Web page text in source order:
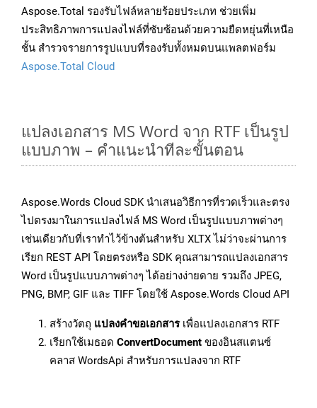
Aspose.Total รองรับไฟล์หลายร้อยประเภท ช่วยเพิ่ม
ประสิทธิภาพการแปลงไฟล์ที่ซับซ้อนด้วยความยืดหยุ่นที่เหนือ
ชั้น สำรวจรายการรูปแบบที่รองรับทั้งหมดบนแพลตฟอร์ม
Aspose.Total Cloud
แปลงเอกสาร MS Word จาก RTF เป็นรูป
แบบภาพ – คำแนะนำทีละขั้นตอน
Aspose.Words Cloud SDK นำเสนอวิธีการที่รวดเร็วและตรง
ไปตรงมาในการแปลงไฟล์ MS Word เป็นรูปแบบภาพต่างๆ
เช่นเดียวกับที่เราทำไว้ข้างต้นสำหรับ XLTX ไม่ว่าจะผ่านการ
เรียก REST API โดยตรงหรือ SDK คุณสามารถแปลงเอกสาร
Word เป็นรูปแบบภาพต่างๆ ได้อย่างง่ายดาย รวมถึง JPEG,
PNG, BMP, GIF และ TIFF โดยใช้ Aspose.Words Cloud API
สร้างวัตถุ แปลงคำขอเอกสารเพื่อแปลงเอกสาร RTF
เรียกใช้เมธอด ConvertDocument ของอินสแตนซ์
คลาส WordsApi สำหรับการแปลงจาก RTF